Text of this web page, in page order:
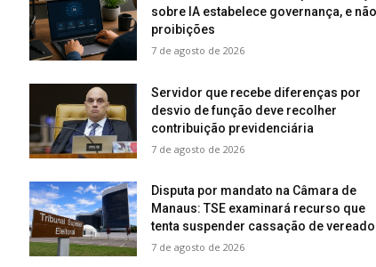
sobre IA estabelece governança, e não
proibições
7 de agosto de 2026
Servidor que recebe diferenças por
desvio de função deve recolher
contribuição previdenciária
7 de agosto de 2026
Disputa por mandato na Câmara de
Manaus: TSE examinará recurso que
tenta suspender cassação de
7 de agosto de 2026